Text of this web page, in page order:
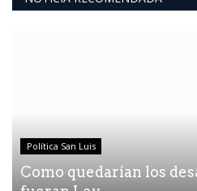
Política San Luis
Como quedarían los